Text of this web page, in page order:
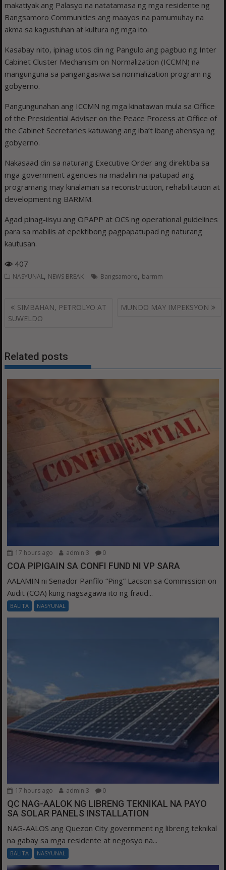
makatiyak ang Palasyo na natatamasa ng mga residente ng
Bangsamoro Communities ang maayos na pamumuhay na
akma sa kagustuhan at kultura ng mga ito.
Kasabay nito, ipinag utos din ng Pangulo ang pagbuo ng Inter
Cabinet Cluster Mechanism on Normalization (ICCMN) na
mangunguna sa pangangasiwa sa normalization program ng
gobyerno.
Pangungunahan ang ICCMN ng mga kinatawan mula sa Office
of the Presidential Adviser on the Peace Process at Office of
the Cabinet Secretaries katuwang ang iba’t ibang ahensya ng
gobyerno.
Nakasaad din sa naturang Executive Order ang direktiba sa
mga government agencies na madaliin na ipatupad ang
programang may kinalaman sa reconstruction, rehabilitation at
development ng BARMM.
Agad pinag-iisyu ang OPAPP at OCS ng operational guidelines
para sa mabilis at epektibong pagpapatupad ng naturang
kautusan.
407
NASYUNAL, NEWS BREAK Bangsamoro, barmm
Post
navigation
SIMBAHAN, PETROLYO AT
SUWELDO
MUNDO MAY IMPEKSYON
Related posts
17 hours ago admin 3 0
COA PIPIGAIN SA CONFI FUND NI VP SARA
AALAMIN ni Senador Panfilo “Ping” Lacson sa Commission on
Audit (COA) kung nagsagawa ito ng fraud...
BALITA NASYUNAL
17 hours ago admin 3 0
QC NAG-AALOK NG LIBRENG TEKNIKAL NA PAYO
SA SOLAR PANELS INSTALLATION
NAG-AALOS ang Quezon City government ng libreng teknikal
na gabay sa mga residente at negosyo na...
BALITA NASYUNAL